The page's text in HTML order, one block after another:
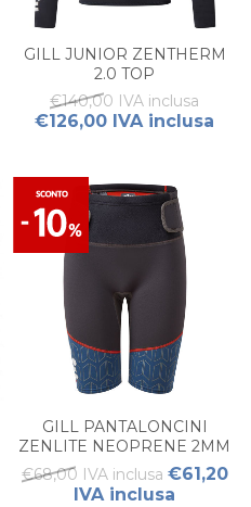
GILL JUNIOR ZENTHERM
2.0 TOP
€140,00 IVA inclusa
€126,00 IVA inclusa
GILL PANTALONCINI
ZENLITE NEOPRENE 2MM
JUNIOR
€68,00 IVA inclusa €61,20
IVA inclusa